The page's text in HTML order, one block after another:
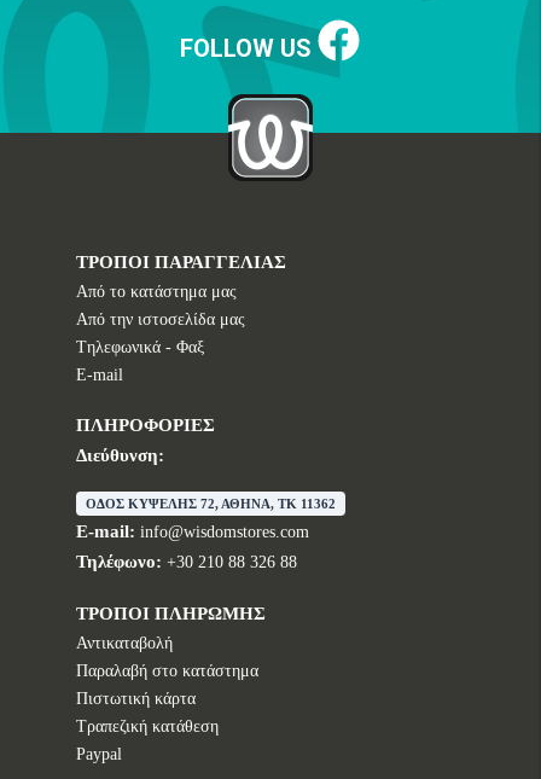
FOLLOW US
ΤΡΟΠΟΙ ΠΑΡΑΓΓΕΛΙΑΣ
Από το κατάστημα μας
Από την ιστοσελίδα μας
Tηλεφωνικά - Φαξ
E-mail
ΠΛΗΡΟΦΟΡΙΕΣ
Διεύθυνση:
ΟΔΟΣ ΚΥΨΕΛΗΣ 72, ΑΘΗΝΑ, TK 11362
E-mail: info@wisdomstores.com
Τηλέφωνο: +30 210 88 326 88
ΤΡΟΠΟΙ ΠΛΗΡΩΜΗΣ
Αντικαταβολή
Παραλαβή στο κατάστημα
Πιστωτική κάρτα
Τραπεζική κατάθεση
Paypal